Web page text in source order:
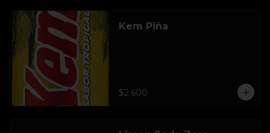
Kem Piña
$2.600